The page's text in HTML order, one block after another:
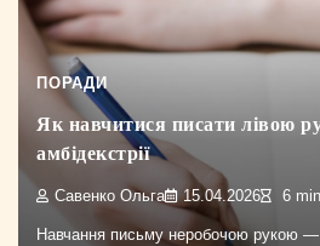
ПОРАДИ
Як навчитися писати лівою
амбідекстрії
Савенко Ольга 15.04.2026 6 min
Навчання письму неробочою рукою —